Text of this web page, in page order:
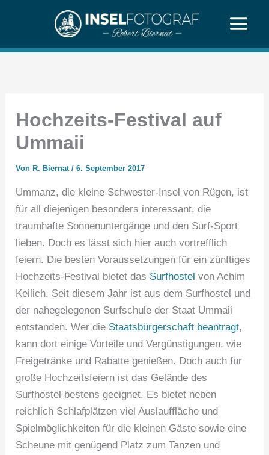
Hochzeits-Festival auf
Ummaii
Von R. Biernat/6. September 2017
Ummanz, die kleine Schwester-Insel von Rügen, ist
für all diejenigen besonders interessant, die
traumhafte Sonnenuntergänge und den Surf-Sport
lieben. Doch es lässt sich hier auch vortrefflich
feiern. Die besten Voraussetzungen für ein zünftiges
Hochzeits-Festival bietet das Surfhostel von Achim
Keilich. Seit diesem Jahr ist aus dem Surfhostel und
der nahegelegenen Surfschule der Staat Ummaii
entstanden. Wer die Staatsbürgerschaft beantragt,
kann dort einige Vorteile und Vergünstigungen, wie
Freigetränke und Rabatte genießen. Doch auch für
große Hochzeitsfeiern ist das Gelände des
Surfhostel bestens geeignet. Es bietet neben
reichlich Schlafplätzen viel Auslauffläche und
Spielmöglichkeiten für die kleinen Gäste sowie eine
Scheune mit genügend Platz zum Tanzen und